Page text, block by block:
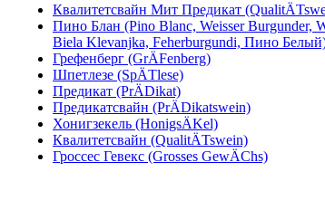
Квалитетсвайн Мит Предикат
Пино Блан (Pino Blanc, Weisser Burgunder,
Biela Klevanjka, Feherburgundi, Пино
Грефенберг (GrÄFenberg)
Шпетлезе (SpÄTlese)
Предикат (PrÄDikat)
Предикатсвайн (PrÄDikatswein)
Хонигзекель (HonigsÄKel)
Квалитетсвайн (QualitÄTswein)
Гроссес Гевекс (Grosses GewÄChs)